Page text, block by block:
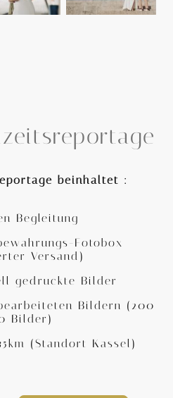
beinhaltet :
Begleitung
Fotobox
Versand)
gedruckte Bilder
Bildern (200
Bilder)
(Standort Kassel)